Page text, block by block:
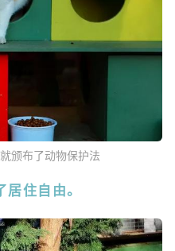
颁布了动物保护法
住自由。